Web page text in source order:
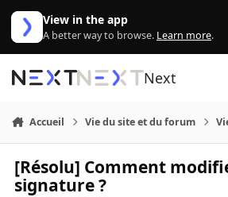
Aller au contenu
View in the app
A better way to browse. Learn more.
Next
Accueil Vie du site et du forum
[Résolu] Comment
signature ?